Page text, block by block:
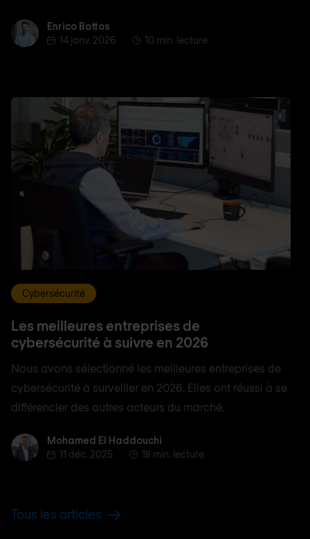
Enrico BottosEnrico Bottos
14 janv. 2026
10 min. lecture
Cybersécurité
Les meilleures entreprises de
cybersécurité à suivre en 2026
Nous avons sélectionné les meilleures entreprises de
cybersécurité à surveiller en 2026. Elles ont réussi à se
différencier des autres acteurs du marché.
Mohamed El Haddouchi
Mohamed El Haddouchi
11 déc. 2025
18 min. lecture
Tous les articles